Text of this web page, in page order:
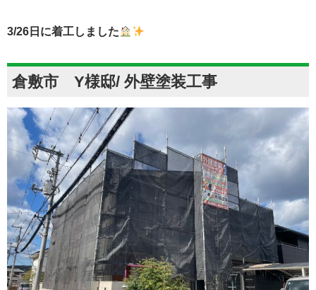
3/26 日に着工しました
倉敷市 Y様邸/ 外壁塗装工事